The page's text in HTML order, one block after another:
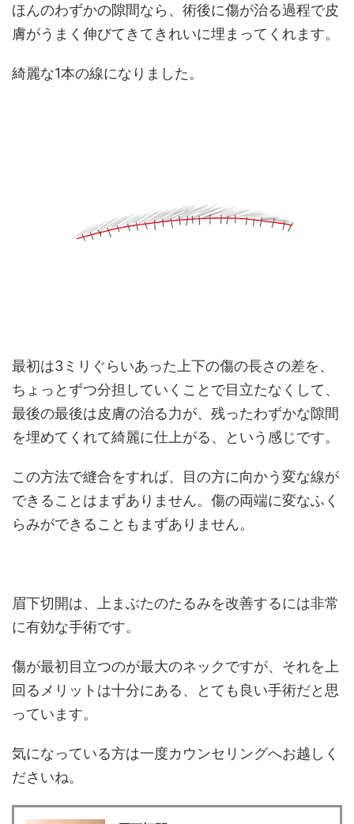
ほんのわずかの隙間なら、術後に傷が治る過程で皮
膚がうまく伸びてきてきれいに埋まってくれます。
綺麗な1本の線になりました。
最初は3ミリぐらいあった上下の傷の長さの差を、
ちょっとずつ分担していくことで目立たなくして、
最後の最後は皮膚の治る力が、残ったわずかな隙間
を埋めてくれて綺麗に仕上がる、という感じです。
この方法で縫合をすれば、目の方に向かう変な線が
できることはまずありません。傷の両端に変なふく
らみができることもまずありません。
眉下切開は、上まぶたのたるみを改善するには非常
に有効な手術です。
傷が最初目立つのが最大のネックですが、それを上
回るメリットは十分にある、とても良い手術だと思
っています。
気になっている方は一度カウンセリングへお越しく
ださいね。